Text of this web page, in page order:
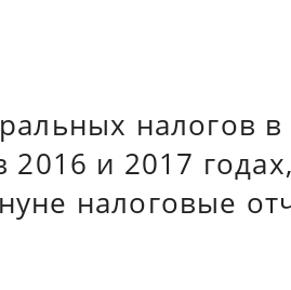
налогов в
2016 и 2017
налоговые